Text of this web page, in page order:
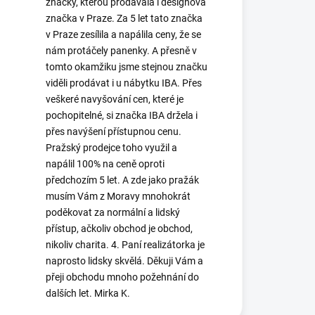
značka v Praze. Za 5 let tato značka
v Praze zesílila a napálila ceny, že se
nám protáčely panenky. A přesně v
tomto okamžiku jsme stejnou značku
viděli prodávat i u nábytku IBA. Přes
veškeré navyšování cen, které je
pochopitelné, si značka IBA držela i
přes navýšení přístupnou cenu.
Pražský prodejce toho využil a
napálil 100% na ceně oproti
předchozím 5 let. A zde jako pražák
musím Vám z Moravy mnohokrát
poděkovat za normální a lidský
přístup, ačkoliv obchod je obchod,
nikoliv charita. 4. Paní realizátorka je
naprosto lidsky skvělá. Děkuji Vám a
přeji obchodu mnoho požehnání do
dalších let. Mirka K.